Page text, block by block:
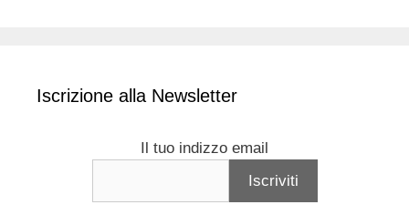
Iscrizione alla Newsletter
Il tuo indizzo email